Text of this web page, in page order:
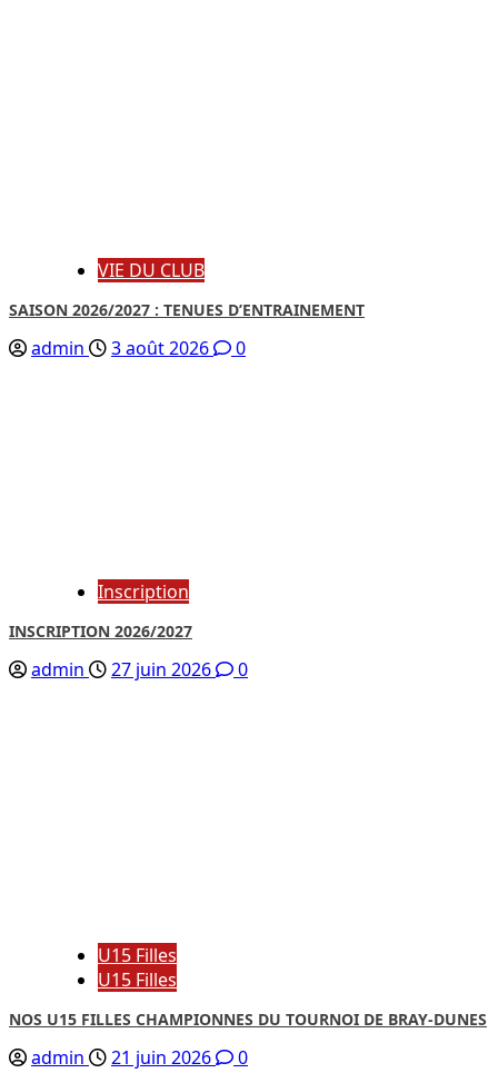
VIE DU CLUB
SAISON 2026/2027 : TENUES D’ENTRAINEMENT
admin 3 août 2026 0
Inscription
INSCRIPTION 2026/2027
admin 27 juin 2026 0
U15 Filles
U15 Filles
NOS U15 FILLES CHAMPIONNES DU TOURNOI DE BRAY-DUNES
admin 21 juin 2026 0